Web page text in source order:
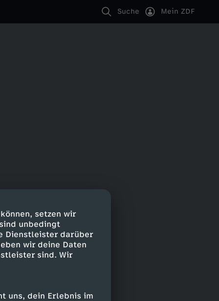
setzen wir
unbedingt
Dienstleister darüber
wir deine Daten
sind. Wir
uns, dein Erlebnis im
Suche Mein ZDF